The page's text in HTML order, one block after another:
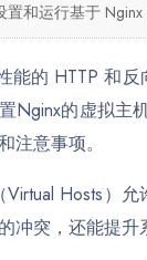
置和运行基于 Nginx
能的 HTTP 和
Nginx的虚拟主
注意事项。
Virtual Hosts）
冲突，还能提